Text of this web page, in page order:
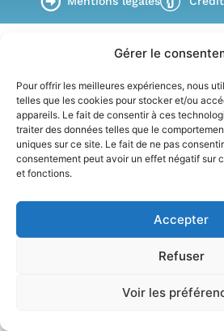
Gérer le
Pour offrir les meilleures expériences, nous
telles que les cookies pour stocker et/ou
appareils. Le fait de consentir à ces
traiter des données telles que le
uniques sur ce site. Le fait de ne pas
consentement peut avoir un effet négatif sur
et fonctions.
Accepter
Refuser
Voir les